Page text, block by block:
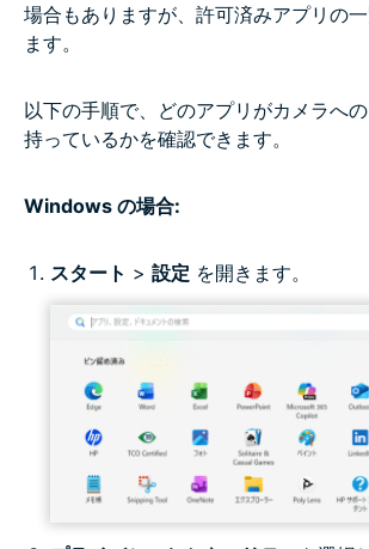
場合もありますが、許可済みアプリの
ます。
以下の手順で、どのアプリがカメラへ
持っているかを確認できます。
Windows の場合:
スタート > 設定 を開きます。